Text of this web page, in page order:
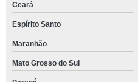
Ceará
Espírito Santo
Maranhão
Mato Grosso do Sul